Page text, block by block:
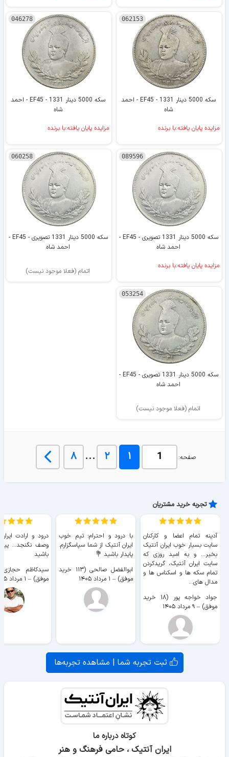
062153
سکه 5000 دینار 1331 - EF45 - احمد
شاه
مزایده پایان یافته:با برنده
046278
سکه 5000 دینار 1331 - EF45 - احمد
شاه
مزایده پایان یافته:با برنده
089596
سکه 5000 دینار 1331 تصویری - EF45 -
احمد شاه
مزایده پایان یافته:با برنده
060258
سکه 5000 دینار 1331 تصویری - EF45 -
احمد شاه
اتمام (فعلا موجود نیست)
053254
سکه 5000 دینار 1331 تصویری - EF45 -
احمد شاه
اتمام (فعلا موجود نیست)
صفحه: ۱ ۲ ... ۸
تجربه خرید مشتریان
آدینه تمام اعضا و کارکنان
سایت بسیار خوب ايران آنتیک
بخیر... و به امید روزی که
سایت ايران آنتیک، گریدکردن
تمام سکه ها و اسکناس ها و
مدال های...
جواد خواجه پور (۱۸ خرید
موفق) – ۹ مرداد ۱۴۰۵
با درود و احترام؛ تیم خوب
ایران آنتیک از شما سپاسگزارم.
پایدار باشید 💐
ابوالفضل صالحی (۱۱۳ خرید
موفق) – ۱ مرداد ۱۴۰۵
درود و ارادت
وصف نگنجد...
باشید
موفق) – ۱ مرداد ۱۴۰۵
ثبت تجربه شما | مشاهده تجربه‌ها
کوتاه درباره ما
ایران آنتیک ، حامی فرهنگ و هنر